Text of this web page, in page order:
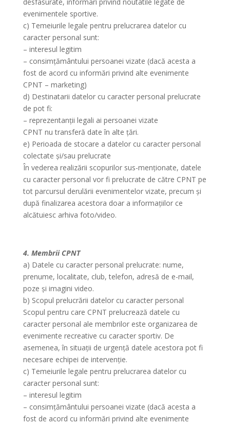
evenimentele sportive.
c) Temeiurile legale pentru prelucrarea datelor cu
caracter personal sunt:
– interesul legitim
– consimțământului persoanei vizate (dacă acesta a
fost de acord cu informări privind alte evenimente
CPNT – marketing)
d) Destinatarii datelor cu caracter personal prelucrate
de pot fi:
– reprezentanții legali ai persoanei vizate
CPNT nu transferă date în alte țări.
e) Perioada de stocare a datelor cu caracter personal
colectate și/sau prelucrate
În vederea realizării scopurilor sus-menționate, datele
cu caracter personal vor fi prelucrate de către CPNT pe
tot parcursul derulării evenimentelor vizate, precum și
după finalizarea acestora doar a informațiilor ce
alcătuiesc arhiva foto/video.
4. Membrii CPNT
a) Datele cu caracter personal prelucrate: nume,
prenume, localitate, club, telefon, adresă de e-mail,
poze și imagini video.
b) Scopul prelucrării datelor cu caracter personal
Scopul pentru care CPNT prelucrează datele cu
caracter personal ale membrilor este organizarea de
evenimente recreative cu caracter sportiv. De
asemenea, în situații de urgență datele acestora pot fi
necesare echipei de intervenție.
c) Temeiurile legale pentru prelucrarea datelor cu
caracter personal sunt:
– interesul legitim
– consimțământului persoanei vizate (dacă acesta a
fost de acord cu informări privind alte evenimente